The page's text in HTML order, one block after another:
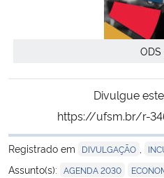
ODS
Divulgue
https://ufsm.br/r-
Registrado em
DIVULGAÇÃO
Assunto(s): AGENDA 2030